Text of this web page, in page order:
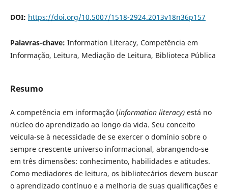
DOI: https://doi.org/10.5007/1518-2924.2013v18n36p157
Palavras-chave: Information Literacy, Competência em
Informação, Leitura, Mediação de Leitura, Biblioteca Pública
Resumo
A competência em informação (information literacy) está no
núcleo do aprendizado ao longo da vida. Seu conceito
veicula-se à necessidade de se exercer o domínio sobre o
sempre crescente universo informacional, abrangendo-se
em três dimensões: conhecimento, habilidades e atitudes.
Como mediadores de leitura, os bibliotecários devem buscar
o aprendizado contínuo e a melhoria de suas qualificações e